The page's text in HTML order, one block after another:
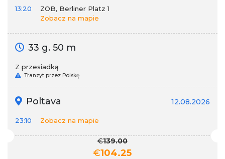
13:20
ZOB, Berliner Platz 1
Zobacz na mapie
33 g. 50 m
Z przesiadką
Tranzyt przez Polskę
Poltava 12.08.2026
23:10 Zobacz na mapie
€139.00
€104.25